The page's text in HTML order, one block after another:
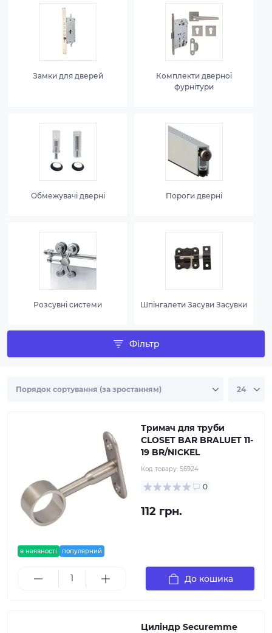
Замки для дверей
Комплекти дверної
фурнітури
Обмежувачі дверні Пороги дверні
Розсувні системи Шпінгалети Засуви Засувки
Фільтр
в наявності популярний
Тримач для труби
CLOSET BAR BRALUET 11-
19 BR/NICKEL
Код товару: 56924
0
112 грн.
До кошика
Циліндр Securemme